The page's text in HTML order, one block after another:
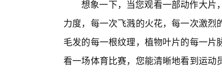
想象一下，当您观看一部动作大片
力度，每一次飞溅的火花，每一次激
毛发的每一根纹理，植物叶片的每一
看一场体育比赛，您能清晰地看到运